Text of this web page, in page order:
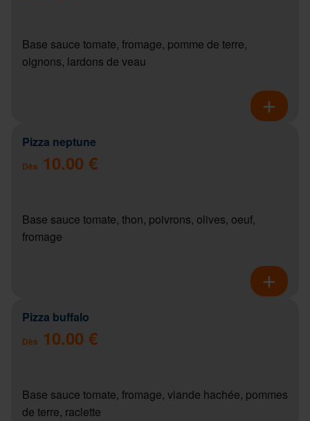
Base sauce tomate, fromage, pomme de terre,
oignons, lardons de veau
Pizza neptune
Dès 10.00 €
Base sauce tomate, thon, poivrons, olives, oeuf,
fromage
Pizza buffalo
Dès 10.00 €
Base sauce tomate, fromage, viande hachée, pommes
de terre, raclette